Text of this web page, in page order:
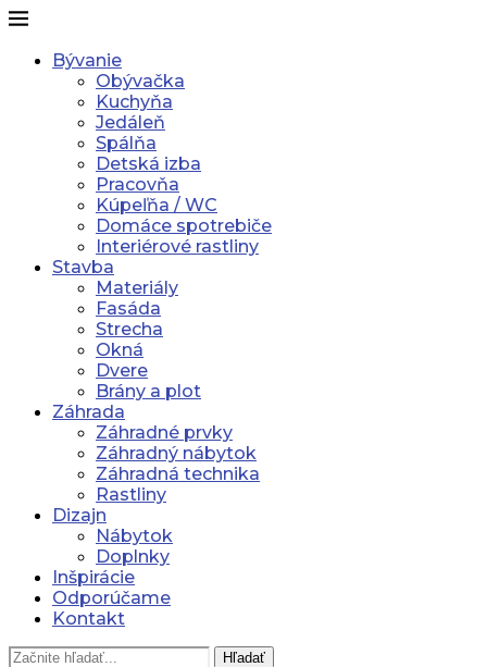
Bývanie
Obývačka
Kuchyňa
Jedáleň
Spálňa
Detská izba
Pracovňa
Kúpeľňa / WC
Domáce spotrebiče
Interiérové rastliny
Stavba
Materiály
Fasáda
Strecha
Okná
Dvere
Brány a plot
Záhrada
Záhradné prvky
Záhradný nábytok
Záhradná technika
Rastliny
Dizajn
Nábytok
Doplnky
Inšpirácie
Odporúčame
Kontakt
Hľadať